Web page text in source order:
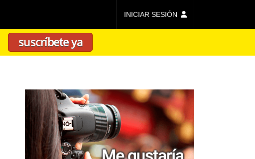
INICIAR SESIÓN
suscríbete ya